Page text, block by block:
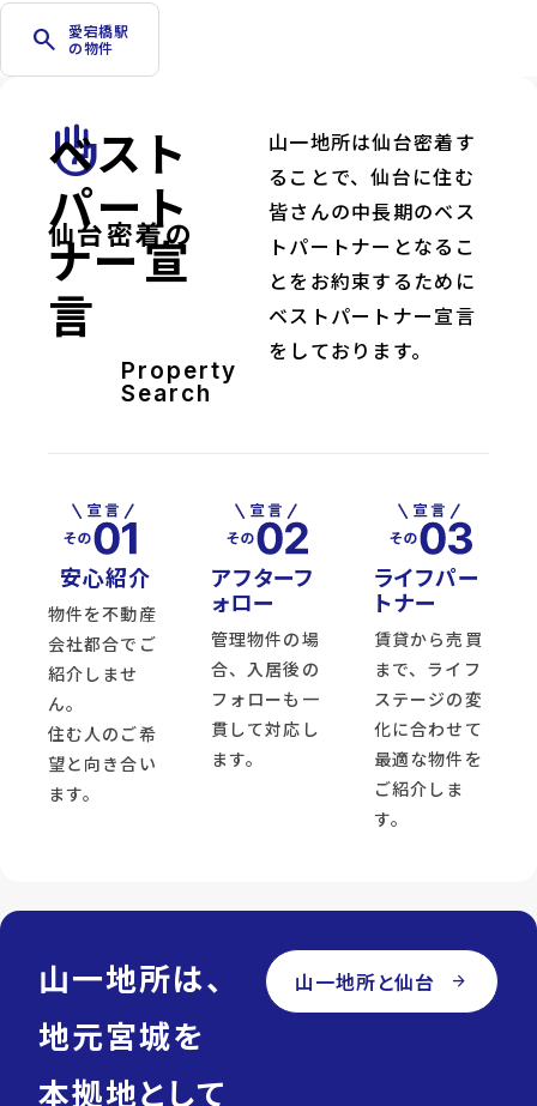
search
愛宕橋駅
の物件
front_hand
仙台密着の
ベスト
パート
ナー宣
言
Property
Search
山一地所は仙台密着す
ることで、仙台に住む
皆さんの中長期のベス
トパートナーとなるこ
とをお約束するために
ベストパートナー宣言
をしております。
安心紹介
物件を不動産
会社都合でご
紹介しませ
ん。
住む人のご希
望と向き合い
ます。
アフターフ
ォロー
管理物件の場
合、入居後の
フォローも一
貫して対応し
ます。
ライフパー
トナー
賃貸から売買
まで、ライフ
ステージの変
化に合わせて
最適な物件を
ご紹介しま
す。
山一地所は、
地元宮城を
本拠地として
山一地所と仙台 arrow_forward